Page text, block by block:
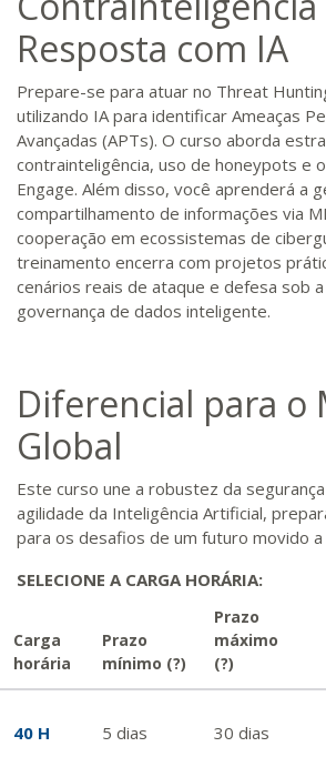
Resposta com IA
Prepare-se para atuar no Threat
utilizando IA para identificar Ameaças
Avançadas (APTs). O curso aborda
contrainteligência, uso de honeypots e
Engage. Além disso, você aprenderá a
compartilhamento de informações via
cooperação em ecossistemas de
treinamento encerra com projetos
cenários reais de ataque e defesa sob
governança de dados inteligente.
Diferencial para o
Global
Este curso une a robustez da
agilidade da Inteligência Artificial,
para os desafios de um futuro movido a
SELECIONE A CARGA HORÁRIA:
Carga
horária
Prazo
mínimo (?)
Prazo
máximo
(?)
40 H 5 dias 30 dias